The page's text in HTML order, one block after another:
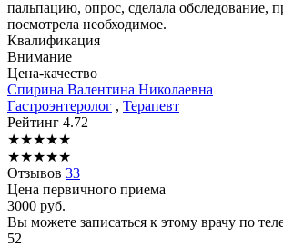
пальпацию, опрос, сделала обследование,
посмотрела необходимое.
Квалификация
Внимание
Цена-качество
Спирина Валентина Николаевна
Гастроэнтеролог , Терапевт
Рейтинг 4.72
★★★★★
★★★★★
Отзывов 33
Цена первичного приема
3000 руб.
Вы можете записаться к этому врачу по
52